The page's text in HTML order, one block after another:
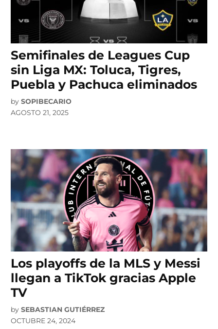
Semifinales de Leagues Cup
sin Liga MX: Toluca, Tigres,
Puebla y Pachuca eliminados
by SOPIBECARIO
AGOSTO 21, 2025
Los playoffs de la MLS y Messi
llegan a TikTok gracias Apple
TV
by SEBASTIAN GUTIÉRREZ
OCTUBRE 24, 2024